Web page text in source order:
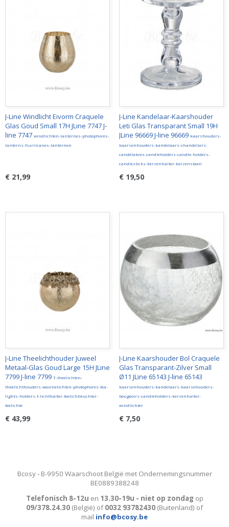
J-Line Windlicht Eivorm Craquele
Glas Goud Small 17H JLine 7747 J-
line 7747 windlichten-lanternes-photophores-
lanterns-hurricanes-lanternen
€ 21,99
J-Line Kandelaar-Kaarshouder
Leti Glas Transparant Small 19H
JLine 96669 J-line 96669 kaarshouders-
kaarsenhouders-kandelaars-chandeliers-
candélabres-candleholders-candle-holders-
candlesticks-kerzenhalter-kerzenstaen
€ 19,50
J-Line Theelichthouder Juweel
Metaal-Glas Goud Large 15H JLine
7799 J-line 7799 T-theelichten-
theelichthouders-waxinelichten-photophores-tea-
lights-holders-t-lichthalter-teelichtleuchter-
teelichte
€ 43,99
J-Line Kaarshouder Bol Craquele
Glas Transparant-Zilver Small
Ø11 JLine 65143 J-line 65143
kaarsenhouders-kandelaars-kaarsehouders-
bougeoirs-candleholders-kerzenhalter-
windlichter
€ 7,50
Bcosy - B-9950 Waarschoot België met Ondernemingsnummer
BE0889388248
Telefonisch 8-12u en 13.30-19u - niet op zondag op
09/378.24.30 (België) of0032 93782430 (Buitenland) of
mail info@bcosy.be